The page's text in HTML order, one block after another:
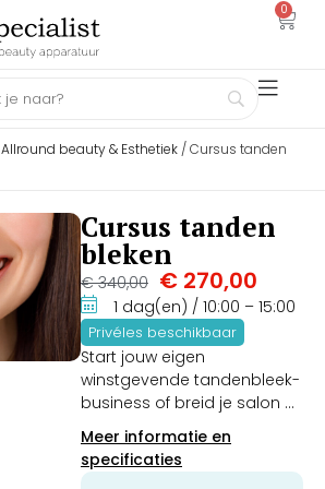
0
Allround beauty & Esthetiek / Cursus tanden
Cursus tanden
bleken
€340,00 € 270,00
1 dag(en) / 10:00 – 15:00
Privéles beschikbaar
Start jouw eigen
winstgevende tandenbleek-
business of breid je salon uit
met deze laagdrempelige
succesbehandeling. Tijdens
deze intensieve 1-daagse
Meer informatie en
specificaties